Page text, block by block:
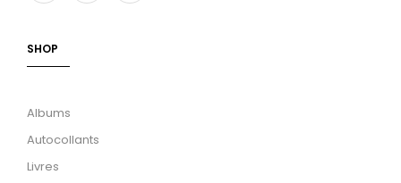
SHOP
Albums
Autocollants
Livres